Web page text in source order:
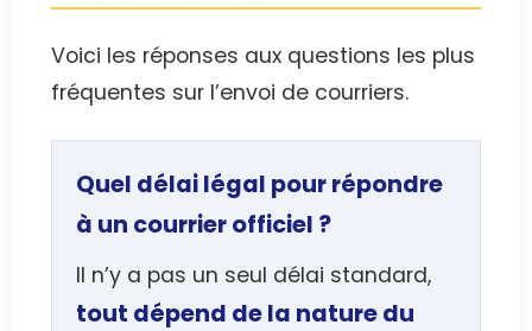
Voici les réponses aux questions les plus
fréquentes sur l’envoi de courriers.
Quel délai légal pour répondre
à un courrier officiel ?
Il n’y a pas un seul délai standard,
tout dépend de la nature du